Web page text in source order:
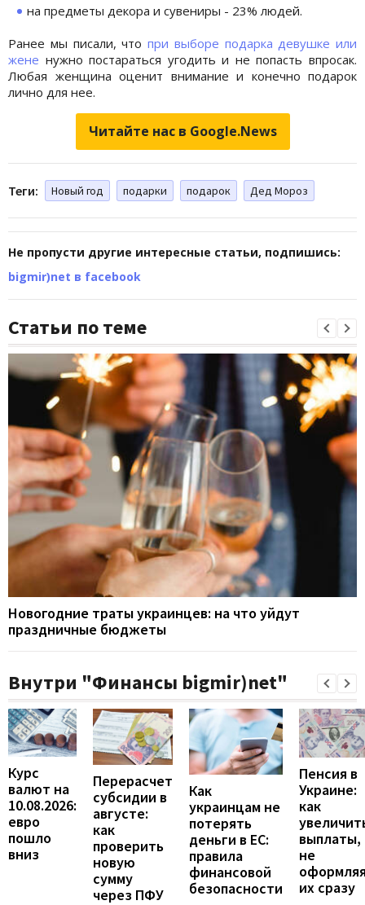
на предметы декора и сувениры - 23% людей.
Ранее мы писали, что при выборе подарка девушке или
жене нужно постараться угодить и не попасть впросак.
Любая женщина оценит внимание и конечно подарок
лично для нее.
Читайте нас в Google.News
Теги: Новый год подарки подарок Дед Мороз
Не пропусти другие интересные статьи, подпишись:
bigmir)net в facebook
Статьи по теме
Новогодние траты украинцев: на что уйдут
праздничные бюджеты
Внутри "Финансы bigmir)net"
Курс
валют на
10.08.2026:
евро
пошло
вниз
Перерасчет
субсидии в
августе:
как
проверить
новую
сумму
через ПФУ
Как
украинцам не
потерять
деньги в ЕС:
правила
финансовой
безопасности
Пенсия в
Украине:
как
выплаты,
не
их сразу